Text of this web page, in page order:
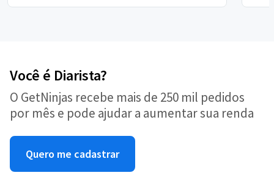
Você é Diarista?
O GetNinjas recebe mais de 250 mil pedidos
por mês e pode ajudar a aumentar sua renda
Quero me cadastrar